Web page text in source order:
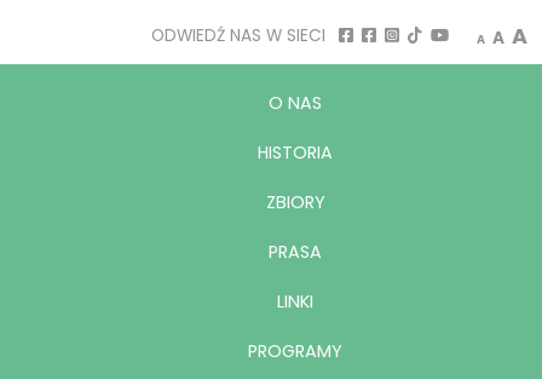
ODWIEDŹ NAS W SIECI A A A
O NAS
HISTORIA
ZBIORY
PRASA
LINKI
PROGRAMY